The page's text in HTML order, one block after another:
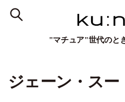
"マチュア"世代のと
ジェーン・スー